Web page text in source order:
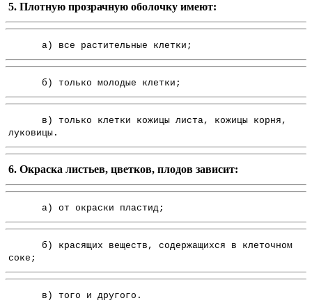
5. Плотную прозрачную оболочку имеют:
а) все растительные клетки;
б) только молодые клетки;
в) только клетки кожицы листа, кожицы корня,
луковицы.
6. Окраска листьев, цветков, плодов зависит:
а) от окраски пластид;
б) красящих веществ, содержащихся в клеточном
соке;
в) того и другого.